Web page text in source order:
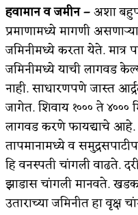
हवामान व जमीन –अशा
प्रमाणामध्ये मागणी
जमिनीमध्ये करता येते. मात्र
जमिनीमध्ये याची लागवड
नाही. साधारणपणे जास्त
जागेत. शिवाय १००० ते ४०००
लागवड करणे फायद्याचे
तापमानामध्ये व
हि वनस्पती चांगली वाढते.
झाडास चांगली मानवते.
उताराच्या जमिनीत हा वृक्ष